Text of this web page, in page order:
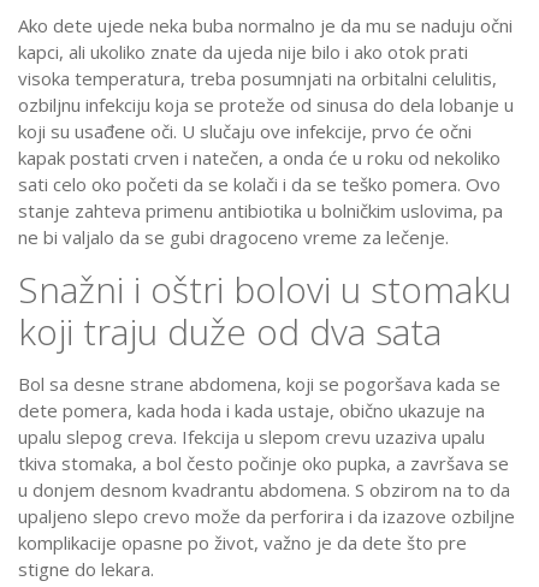
Ako dete ujede neka buba normalno je da mu se naduju očni
kapci, ali ukoliko znate da ujeda nije bilo i ako otok prati
visoka temperatura, treba posumnjati na orbitalni celulitis,
ozbiljnu infekciju koja se proteže od sinusa do dela lobanje u
koji su usađene oči. U slučaju ove infekcije, prvo će očni
kapak postati crven i natečen, a onda će u roku od nekoliko
sati celo oko početi da se kolači i da se teško pomera. Ovo
stanje zahteva primenu antibiotika u bolničkim uslovima, pa
ne bi valjalo da se gubi dragoceno vreme za lečenje.
Snažni i oštri bolovi u stomaku
koji traju duže od dva sata
Bol sa desne strane abdomena, koji se pogoršava kada se
dete pomera, kada hoda i kada ustaje, obično ukazuje na
upalu slepog creva. Ifekcija u slepom crevu uzaziva upalu
tkiva stomaka, a bol često počinje oko pupka, a završava se
u donjem desnom kvadrantu abdomena. S obzirom na to da
upaljeno slepo crevo može da perforira i da izazove ozbiljne
komplikacije opasne po život, važno je da dete što pre
stigne do lekara.